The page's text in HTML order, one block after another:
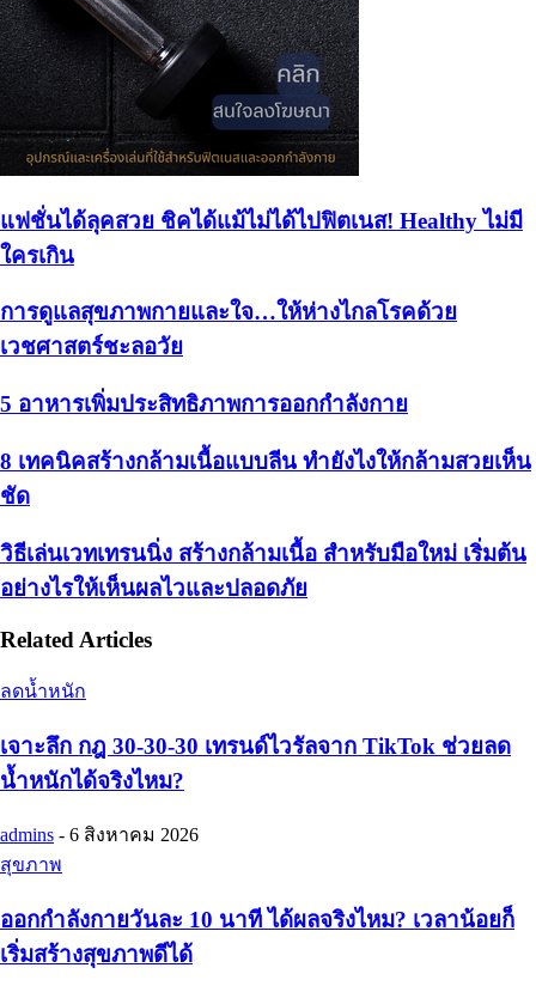
แฟชั่นได้ลุคสวย ชิคได้แม้ไม่ได้ไปฟิตเนส! Healthy ไม่มี
ใครเกิน
การดูแลสุขภาพกายและใจ…ให้ห่างไกลโรคด้วย
เวชศาสตร์ชะลอวัย
5 อาหารเพิ่มประสิทธิภาพการออกกำลังกาย
8 เทคนิคสร้างกล้ามเนื้อแบบลีน ทำยังไงให้กล้ามสวยเห็น
ชัด
วิธีเล่นเวทเทรนนิ่ง สร้างกล้ามเนื้อ สำหรับมือใหม่ เริ่มต้น
อย่างไรให้เห็นผลไวและปลอดภัย
Related Articles
ลดน้ำหนัก
เจาะลึก กฎ 30-30-30 เทรนด์ไวรัลจาก TikTok ช่วยลด
น้ำหนักได้จริงไหม?
admins - 6 สิงหาคม 2026
สุขภาพ
ออกกำลังกายวันละ 10 นาที ได้ผลจริงไหม? เวลาน้อยก็
เริ่มสร้างสุขภาพดีได้